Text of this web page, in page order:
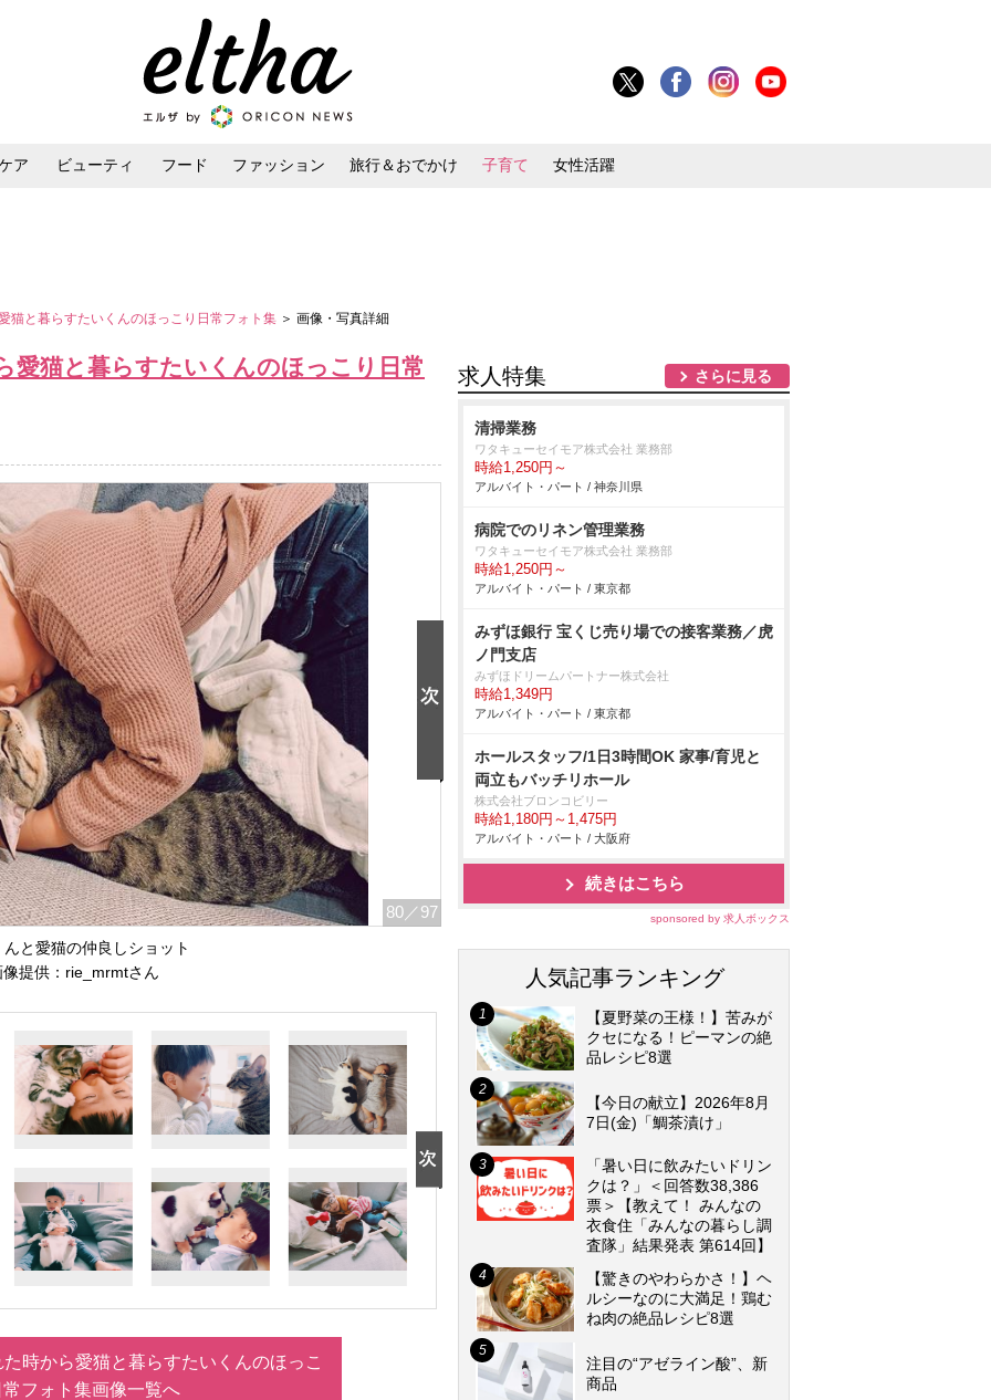
ア ビューティ フード ファッション 旅行＆おでかけ 子育て 女性活躍
猫と暮らすたいくんのほっこり日常フォト集 ＞ 画像・写真詳細
猫と暮らすたいくんのほっこり日常
80 ／97
と愛猫の仲良しショット
像提供：rie_mrmtさん
時から愛猫と暮らすたいくんのほっこ
フォト集画像一覧へ
求人特集 さらに見る
清掃業務
ワタキューセイモア株式会社 業務部
時給1,250円～
アルバイト・パート / 神奈川県
病院でのリネン管理業務
ワタキューセイモア株式会社 業務部
時給1,250円～
アルバイト・パート / 東京都
みずほ銀行 宝くじ売り場での接客業務／虎
ノ門支店
みずほドリームパートナー株式会社
時給1,349円
アルバイト・パート / 東京都
ホールスタッフ/1日3時間OK 家事/育児と
両立もバッチリホール
株式会社ブロンコビリー
時給1,180円～1,475円
アルバイト・パート / 大阪府
続きはこちら
sponsored by 求人ボックス
人気記事ランキング
【夏野菜の王様！】苦みが
クセになる！ピーマンの絶
品レシピ8選
【今日の献立】2026年8月
7日(金)「鯛茶漬け」
「暑い日に飲みたいドリン
クは？」＜回答数38,386
票＞【教えて！ みんなの
衣食住「みんなの暮らし調
査隊」結果発表 第614回】
【驚きのやわらかさ！】ヘ
ルシーなのに大満足！鶏む
ね肉の絶品レシピ8選
注目の“アゼライン酸”、新
商品